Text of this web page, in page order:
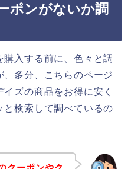
ポンがないか調
入する前に、色々と調
多分、こちらのページ
ズの商品をお得に安く
と検索して調べているの